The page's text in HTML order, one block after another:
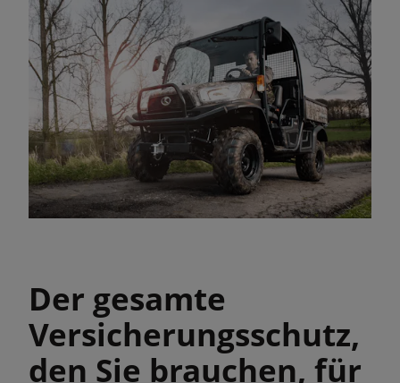
Der gesamte
Versicherungsschutz,
den Sie brauchen, für